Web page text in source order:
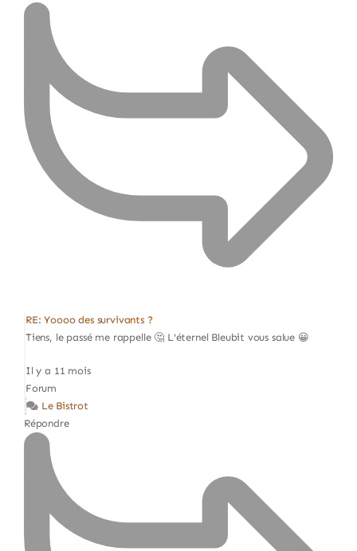
RE: Yoooo des survivants ?
Tiens, le passé me rappelle 🤔 L'éternel Bleubit vous salue 😀
Il y a 11 mois
Forum
Le Bistrot
Répondre